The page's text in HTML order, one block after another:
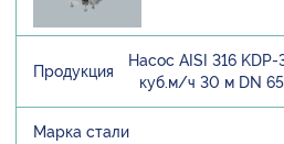
Насос AISI 316
куб.м/ч 30 м DN